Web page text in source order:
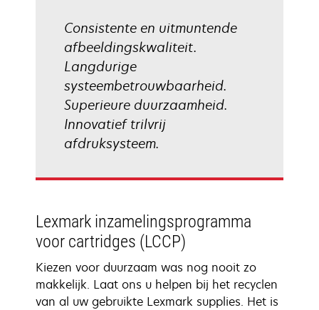
Consistente en uitmuntende
afbeeldingskwaliteit.
Langdurige
systeembetrouwbaarheid.
Superieure duurzaamheid.
Innovatief trilvrij
afdruksysteem.
Lexmark inzamelingsprogramma
voor cartridges (LCCP)
Kiezen voor duurzaam was nog nooit zo
makkelijk. Laat ons u helpen bij het recyclen
van al uw gebruikte Lexmark supplies. Het is